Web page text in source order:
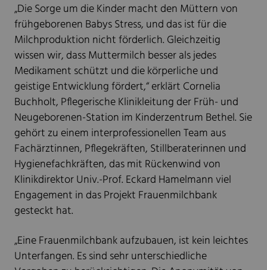
„Die Sorge um die Kinder macht den Müttern von
frühgeborenen Babys Stress, und das ist für die
Milchproduktion nicht förderlich. Gleichzeitig
wissen wir, dass Muttermilch besser als jedes
Medikament schützt und die körperliche und
geistige Entwicklung fördert,“ erklärt Cornelia
Buchholt, Pflegerische Klinikleitung der Früh- und
Neugeborenen-Station im Kinderzentrum Bethel. Sie
gehört zu einem interprofessionellen Team aus
Fachärztinnen, Pflegekräften, Stillberaterinnen und
Hygienefachkräften, das mit Rückenwind von
Klinikdirektor Univ.-Prof. Eckard Hamelmann viel
Engagement in das Projekt Frauenmilchbank
gesteckt hat.
„Eine Frauenmilchbank aufzubauen, ist kein leichtes
Unterfangen. Es sind sehr unterschiedliche